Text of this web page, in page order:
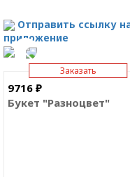
Отправить ссылку
приложение
Заказать
9716 ₽
Букет "Разноцвет"